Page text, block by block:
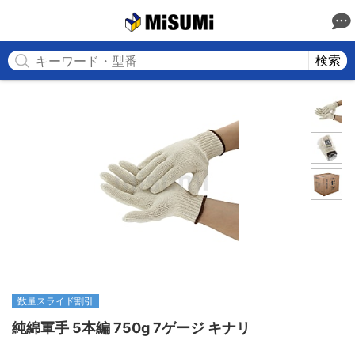
検索
数量スライド割引
純綿軍手 5本編 750g 7ゲージ キナリ